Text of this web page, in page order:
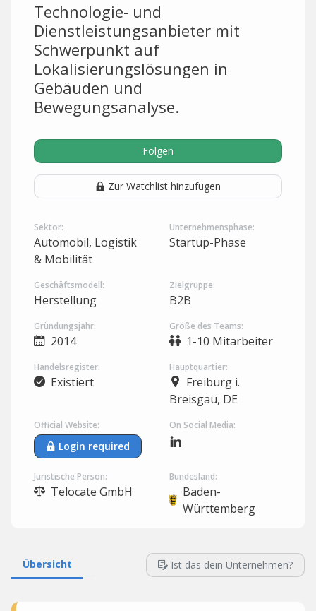
Technologie- und
Dienstleistungsanbieter mit
Schwerpunkt auf
Lokalisierungslösungen in
Gebäuden und
Bewegungsanalyse.
Folgen
Zur Watchlist hinzufügen
Sektor:
Automobil, Logistik
& Mobilität
Unternehmensphase:
Startup-Phase
Geschäftsmodell:
Herstellung
Zielgruppe:
B2B
Gründungsjahr:
2014
Größe des Teams:
1-10 Mitarbeiter
Handelsregister:
Existiert
Hauptquartier:
Freiburg i.
Breisgau, DE
Official Website:
Login required
On Social Media:
Juristische Person:
Telocate GmbH
Bundesland:
Baden-
Württemberg
Übersicht Ist das dein Unternehmen?